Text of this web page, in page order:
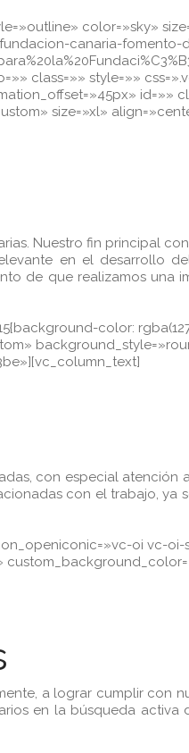
color=»sky»
fundacion-canaria-
class=»» style=»»
id=»»
size=»xl»
Nuestro fin principal
en el desarrollo
de que realizamos una
color:
con especial atención
con el trabajo, ya
oi vc-
a lograr cumplir con
en la búsqueda activa